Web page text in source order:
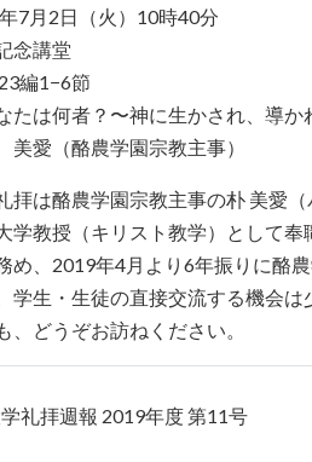
7月2日（火）10時40分
念講堂
編1−6節
なたは何者？〜神に生かさ
酪農学園宗教主事）
拝は酪農学園宗教主事の朴 美愛
学教授（キリスト教学）として
め、2019年4月より6年振りに酪
学生・生徒の直接交流する機会
、どうぞお訪ねください。
礼拝週報 2019年度 第11号